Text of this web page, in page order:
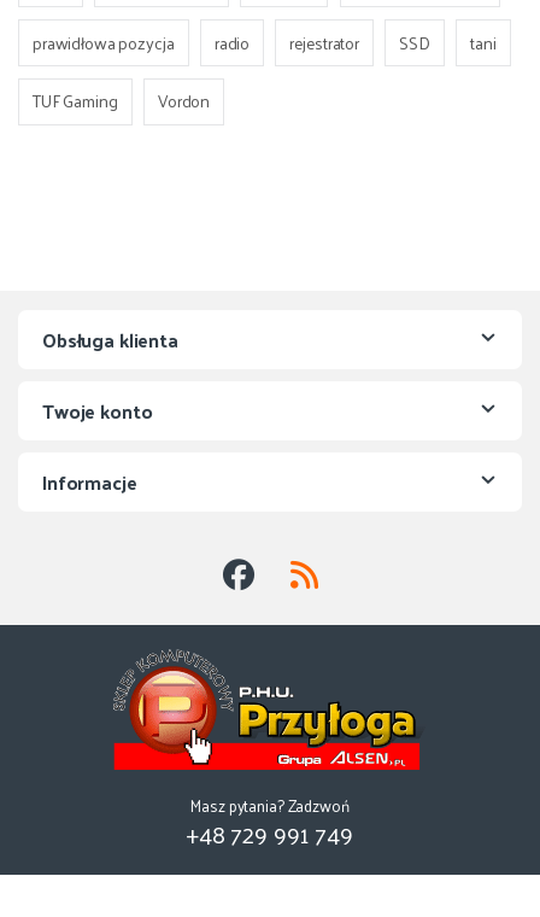
prawidłowa pozycja
radio rejestrator SSD
tani
TUF Gaming
Vordon
Obsługa klienta
Twoje konto
Informacje
Masz pytania? Zadzwoń
+48 729 991 749